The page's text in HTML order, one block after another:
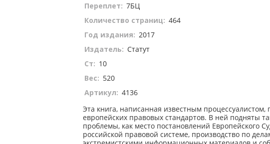
Переплет: 7БЦ
Количество страниц: 464
Год издания: 2017
Издатель: Статут
Ст: 10
Вес: 520
Артикул: 4136
Эта книга, написанная известным
европейских правовых стандартов. В ней подняты
проблемы, как место постановлений Европейского
российской правовой системе, производство по